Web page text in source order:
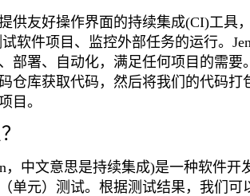
供友好操作界面的持续集成(CI)工具
软件项目、监控外部任务的运行。
部署、自动化，满足任何项目的需要
仓库获取代码，然后将我们的代码
目。
，中文意思是持续集成)是一种软件
单元）测试。根据测试结果，我们